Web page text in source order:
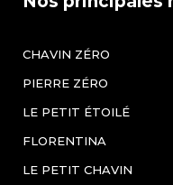
CHAVIN ZÉRO
PIERRE ZÉRO
LE PETIT ÉTOILÉ
FLORENTINA
LE PETIT CHAVIN